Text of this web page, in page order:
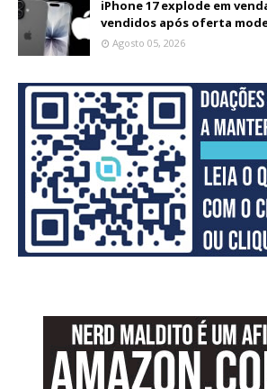
iPhone 17 explode em
vendidos após oferta
Agosto 05, 2026